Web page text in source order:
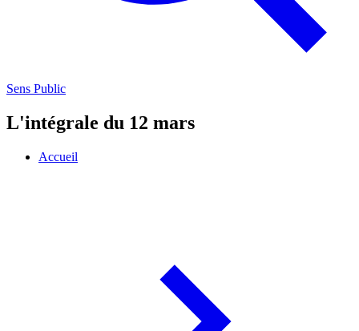
Sens Public
L'intégrale du 12 mars
Accueil